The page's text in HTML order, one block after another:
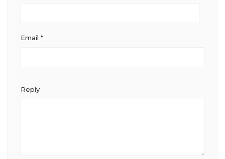
Email *
Reply